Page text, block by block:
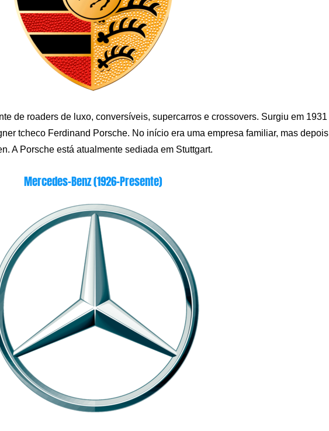
de roaders de luxo, conversíveis, supercarros e crossovers. Surgiu em 1931
tcheco Ferdinand Porsche. No início era uma empresa familiar, mas depois
A Porsche está atualmente sediada em Stuttgart.
Mercedes-Benz (1926-Presente)